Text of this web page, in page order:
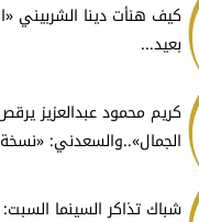
كيف هنأت دينا الشربيني
بعيد...
كريم محمود عبدالعزيز
الجمال»..والسعدني: